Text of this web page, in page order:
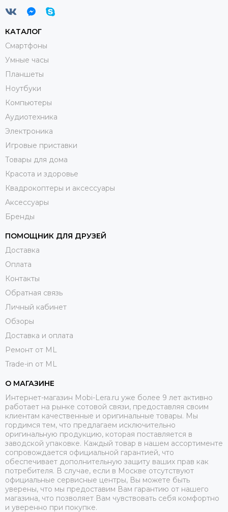
КАТАЛОГ
Смартфоны
Умные часы
Планшеты
Ноутбуки
Компьютеры
Аудиотехника
Электроника
Игровые приставки
Товары для дома
Красота и здоровье
Квадрокоптеры и аксессуары
Аксессуары
Бренды
ПОМОЩНИК ДЛЯ ДРУЗЕЙ
Доставка
Оплата
Контакты
Обратная связь
Личный кабинет
Обзоры
Доставка и оплата
Ремонт от ML
Trade-in от ML
О МАГАЗИНЕ
Интернет-магазин Mobi-Lera.ru уже более 9 лет активно
работает на рынке сотовой связи, предоставляя своим
клиентам качественные и оригинальные товары. Мы
гордимся тем, что предлагаем исключительно
оригинальную продукцию, которая поставляется в
заводской упаковке. Каждый товар в нашем ассортименте
сопровождается официальной гарантией, что
обеспечивает дополнительную защиту ваших прав как
потребителя. В случае, если в Москве отсутствуют
официальные сервисные центры, Вы можете быть
уверены, что мы предоставим Вам гарантию от нашего
магазина, что позволяет Вам чувствовать себя комфортно
и уверенно при покупке.